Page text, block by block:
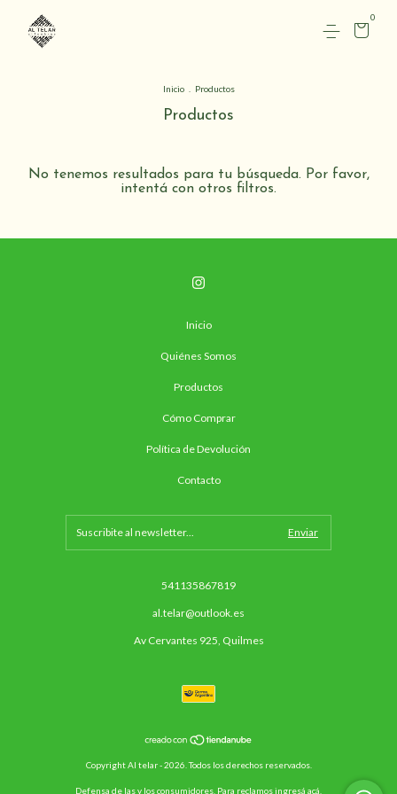
0
Inicio Productos
Productos
No tenemos resultados para tu búsqueda. Por favor,
intentá con otros filtros.
Inicio
Quiénes Somos
Productos
Cómo Comprar
Política de Devolución
Contacto
541135867819
al.telar@outlook.es
Av Cervantes 925, Quilmes
Copyright Al telar - 2026. Todos los derechos reservados.
Defensa de las y los consumidores. Para reclamosingresá acá.